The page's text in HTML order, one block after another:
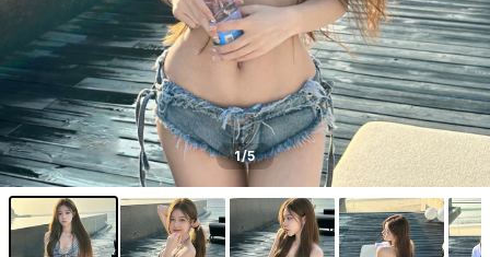
1/5